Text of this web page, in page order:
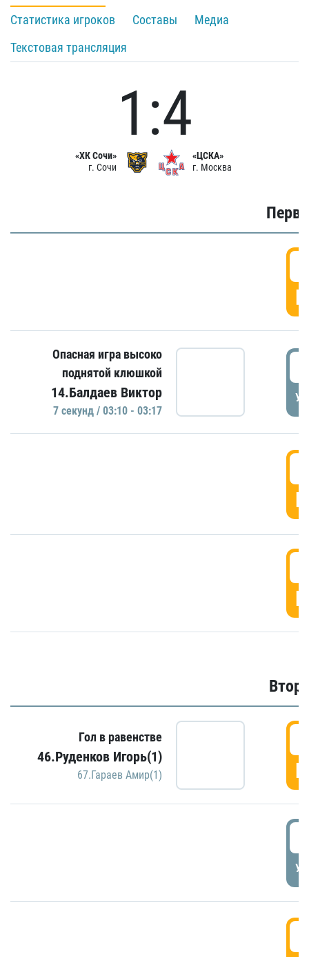
Статистика игроков
Составы
Медиа
Текстовая трансляция
«ХК Сочи»
г. Сочи
1:4
«ЦСКА»
г. Москва
Опасная игра высоко
поднятой клюшкой
14.Балдаев Виктор
7 секунд / 03:10 - 03:17
Гол в равенстве
46.Руденков Игорь(1)
67.Гараев Амир(1)